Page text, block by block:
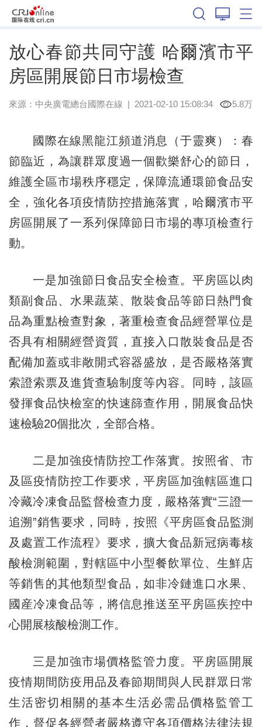
放心春節共同守護 哈爾濱市平
房區開展節日市場檢查
來源： 中央廣電總台國際在線 | 2021-02-10 15:08:34 5.8万
國際在線黑龍江頻道消息（于靈爽）：春
節臨近，為讓群眾度過一個歡樂舒心的節日，
維護全區市場秩序穩定，保障流通環節食品安
全，強化各項疫情防控措施落實，哈爾濱市平
房區開展了一系列保障節日市場的專項檢查行
動。
一是加強節日食品安全檢查。平房區以肉
類副食品、水果蔬菜、散裝食品等節日熱門食
品為重點檢查對象，著重檢查食品經營單位是
否具有相關經營資質，直接入口散裝食品是否
配備加蓋或非敞開式容器盛放，是否嚴格落實
索證索票及進貨查驗制度等內容。同時，該區
發揮食品快檢室的快速篩查作用，開展食品快
速檢驗20個批次，全部合格。
二是加強疫情防控工作落實。按照省、市
及區疫情防控工作要求，平房區加強轄區進口
冷藏冷凍食品監督檢查力度，嚴格落實“三證一
追溯”銷售要求，同時，按照《平房區食品監測
及處置工作流程》要求，擴大食品新冠病毒核
酸檢測範圍，對轄區中小型餐飲單位、生鮮店
等銷售的其他類型食品，如非冷鏈進口水果、
國産冷凍食品等，將信息推送至平房區疾控中
心開展核酸檢測工作。
三是加強市場價格監管力度。平房區開展
疫情期間防疫用品及春節期間與人民群眾日常
生活密切相關的基本生活必需品價格監管工
作，督促各經營者嚴格遵守各項價格法律法規